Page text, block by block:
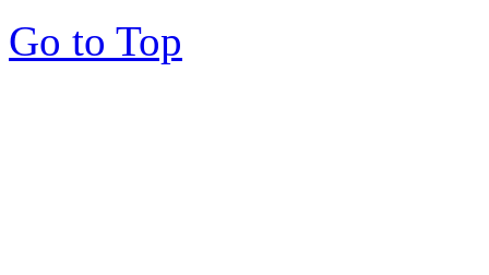
Go to Top